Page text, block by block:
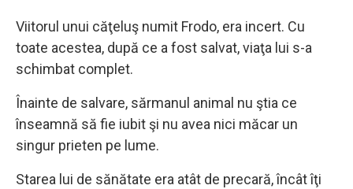
Viitorul unui căţeluş numit Frodo, era incert. Cu
toate acestea, după ce a fost salvat, viaţa lui s-a
schimbat complet.
Înainte de salvare, sărmanul animal nu ştia ce
înseamnă să fie iubit şi nu avea nici măcar un
singur prieten pe lume.
Starea lui de sănătate era atât de precară, încât îţi